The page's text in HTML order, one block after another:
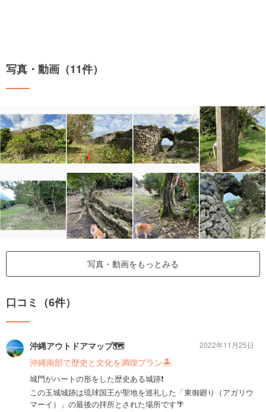
写真・動画（11件）
写真・動画をもっとみる
口コミ（6件）
沖縄アウトドアマップ🗺
沖縄南部で歴史と文化を満喫プラン🏝
城門がハートの形をした歴史ある城跡❗️
この玉城城跡は琉球国王が聖地を巡礼した「東御廻り（アガリウ
マーイ）」の最後の拝所とされた場所です🌴
2022年11月25日